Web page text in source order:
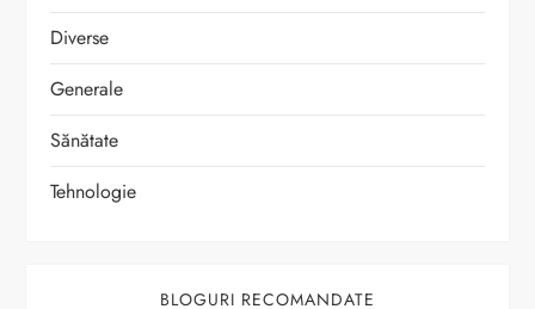
Diverse
Generale
Sănătate
Tehnologie
BLOGURI RECOMANDATE